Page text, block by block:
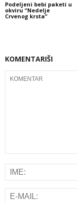
Podeljeni bebi paketi u
okviru “Nedelje
Crvenog krsta”
KOMENTARIŠI